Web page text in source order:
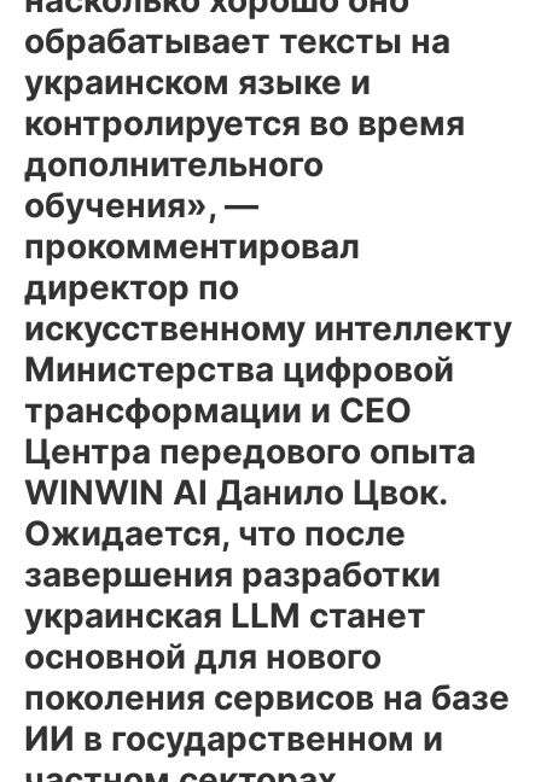
обрабатывает тексты на
украинском языке и
контролируется во время
дополнительного
обучения», —
прокомментировал
директор по
искусственному интеллекту
Министерства цифровой
трансформации и CEO
Центра передового опыта
WINWIN AI Данило Цвок.
Ожидается, что после
завершения разработки
украинская LLM станет
основной для нового
поколения сервисов на базе
ИИ в государственном и